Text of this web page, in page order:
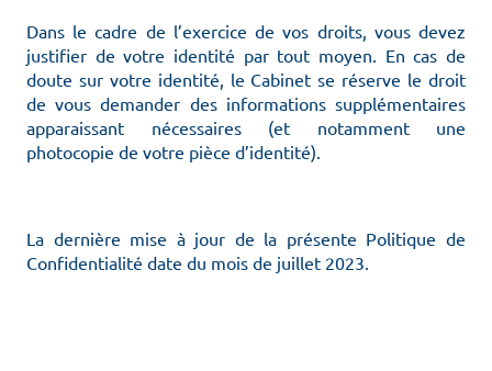
Dans le cadre de l’exercice de vos droits, vous devez
justifier de votre identité par tout moyen. En cas de
doute sur votre identité, le Cabinet se réserve le droit
de vous demander des informations supplémentaires
apparaissant nécessaires (et notamment une
photocopie de votre pièce d’identité).
La dernière mise à jour de la présente Politique de
Confidentialité date du mois de juillet 2023.